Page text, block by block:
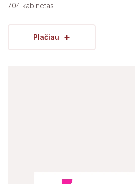
704 kabinetas
Plačiau +